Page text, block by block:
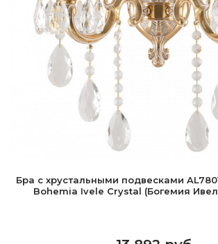
Бра с хрустальными подвесками
Bohemia Ivele Crystal (Богемия